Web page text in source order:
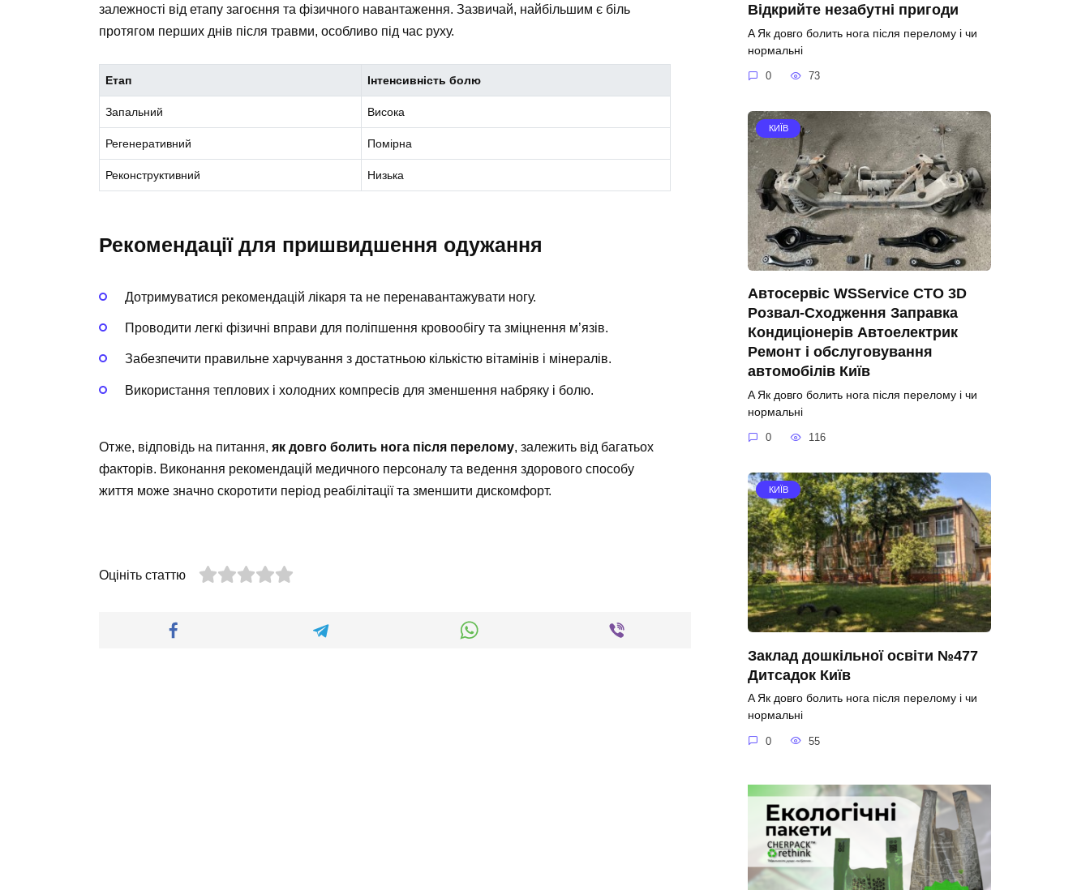
залежності від етапу загоєння та фізичного навантаження. Зазвичай, найбільшим є біль
протягом перших днів після травми, особливо під час руху.
Етап Інтенсивність болю
Запальний Висока
Регенеративний Помірна
Реконструктивний Низька
Рекомендації для пришвидшення одужання
Дотримуватися рекомендацій лікаря та не перенавантажувати ногу.
Проводити легкі фізичні вправи для поліпшення кровообігу та зміцнення м’язів.
Забезпечити правильне харчування з достатньою кількістю вітамінів і мінералів.
Використання теплових і холодних компресів для зменшення набряку і болю.
Отже, відповідь на питання, як довго болить нога після перелому, залежить від багатьох
факторів. Виконання рекомендацій медичного персоналу та ведення здорового способу
життя може значно скоротити період реабілітації та зменшити дискомфорт.
Оцініть статтю
Відкрийте незабутні пригоди
A Як довго болить нога після перелому і чи
нормальні
0 73
КИЇВ
Автосервіс WSService СТО 3D
Розвал-Сходження Заправка
Кондиціонерів Автоелектрик
Ремонт і обслуговування
автомобілів Київ
A Як довго болить нога після перелому і чи
нормальні
0 116
КИЇВ
Заклад дошкільної освіти №477
Дитсадок Київ
A Як довго болить нога після перелому і чи
нормальні
0 55